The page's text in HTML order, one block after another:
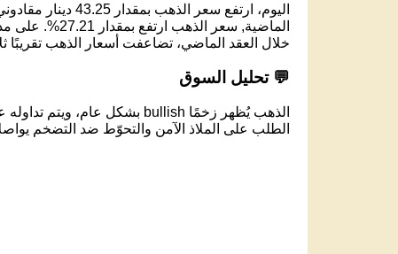
خلال العقد الماضي، تضاعفت أسعار الذهب تقريبًا
💬 تحليل السوق
الذهب يُظهر زخمًا bullish بشكل عام، ويتم تداوله عند مستوى 7,070.30 دينار مقادوني لكل جرام عيار 23.
الطلب على الملاذ الآمن والتحوّط ضد التضخم